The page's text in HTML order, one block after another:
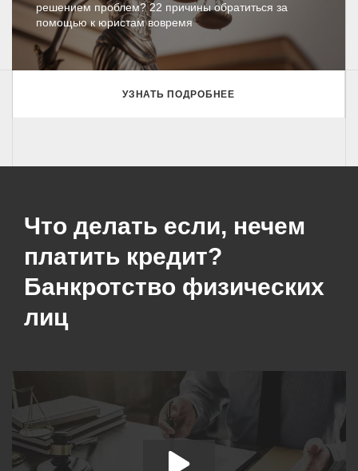
решением проблем? 22 причины обратиться за
помощью к юристам вовремя
УЗНАТЬ ПОДРОБНЕЕ
Что делать если, нечем
платить кредит?
Банкротство физических
лиц